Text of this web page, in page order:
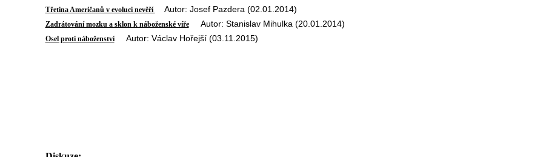
Třetina Američanů v evoluci nevěří Autor: Josef Pazdera (02.01.2014)
Zadrátování mozku a sklon k náboženské vířeAutor: Stanislav Mihulka (20.01.2014)
Osel proti náboženstvíAutor: Václav Hořejší (03.11.2015)